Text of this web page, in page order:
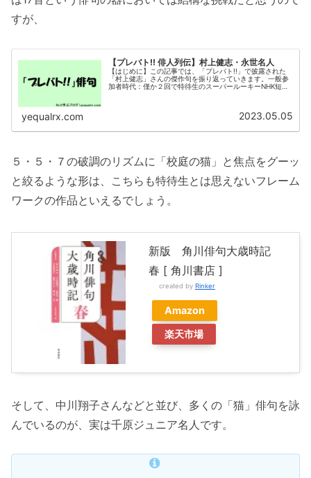
すが、
【プレバト!! 俳人列伝】村上健志・永世名人
【はじめに】この記事では、「プレバト!!」で披露された
「村上健志」さんの傑作句を振り返っていきます。一般参
加者時代：僅か２回で特待生のスーパールーキーNHK短歌
yequalrx.com 2023.05.05
５・５・７の破調のリズムに「校庭の猫」と焦点をグーッ
と絞るような形は、こちらも特待生とは思えないフレーム
ワークの作品といえるでしょう。
新版 角川俳句大歳時記
春 [ 角川書店 ]
created by Rinker
Amazon
楽天市場
そして、中川翔子さんなどと並び、多くの「猫」俳句を詠
んでいるのが、実は千原ジュニア名人です。